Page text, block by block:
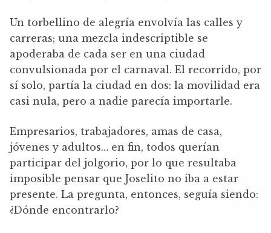
Un torbellino de alegría envolvía las calles y
carreras; una mezcla indescriptible se
apoderaba de cada ser en una ciudad
convulsionada por el carnaval. El recorrido, por
sí solo, partía la ciudad en dos: la movilidad era
casi nula, pero a nadie parecía importarle.
Empresarios, trabajadores, amas de casa,
jóvenes y adultos… en fin, todos querían
participar del jolgorio, por lo que resultaba
imposible pensar que Joselito no iba a estar
presente. La pregunta, entonces, seguía siendo:
¿Dónde encontrarlo?